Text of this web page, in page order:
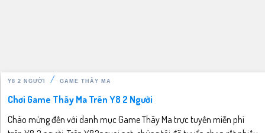
Y8 2 NGƯỜI GAME THÂY MA
Chơi Game Thây Ma Trên Y8 2 Người
Chào mừng đến với danh mục Game Thây Ma trực tuyến miễn phí